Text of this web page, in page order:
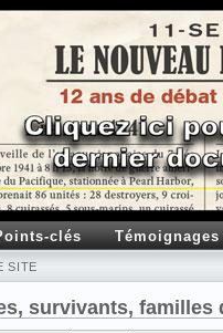
clés Témoignages
SITE
survivants, familles